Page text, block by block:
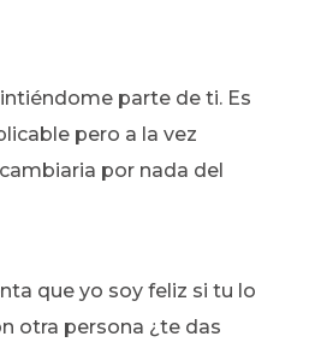
parte de ti. Es
pero a la vez
por nada del
que yo soy feliz si tu lo
otra persona ¿te das